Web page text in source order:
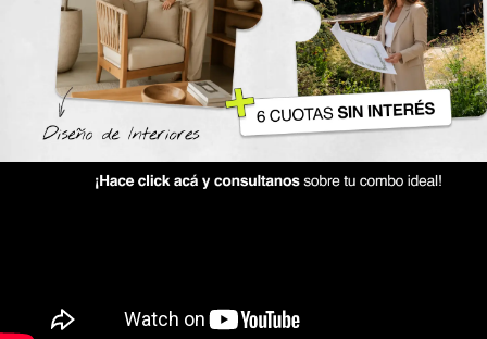
Anterior Clase
Introducción